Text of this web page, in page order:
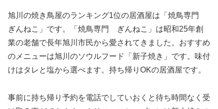
旭川の焼き鳥屋のランキング1位の居酒屋は「焼鳥専門
ぎんねこ」です。「焼鳥専門 ぎんねこ」は昭和25年創
業の老舗で長年旭川市民から愛されてきました。おすすめ
のメニューは旭川のソウルフード「新子焼き」です。味付
けはタレと塩から選べます。持ち帰りOKの居酒屋です。
事前に持ち帰り予約を電話でしていおくと待ち時間なく受